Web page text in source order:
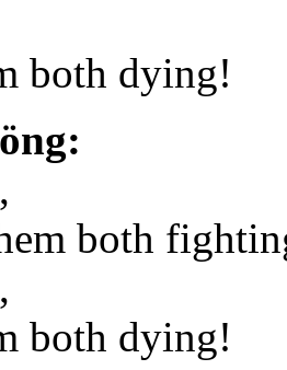
both dying!
both
both dying!